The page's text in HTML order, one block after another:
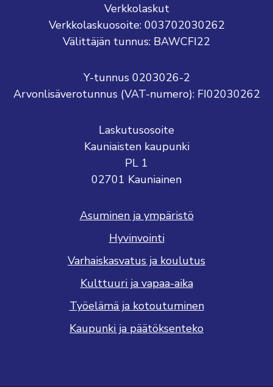
Verkkolaskut
Verkkolaskuosoite: 003702030262
Välittäjän tunnus: BAWCFI22
Y-tunnus 0203026-2
Arvonlisäverotunnus (VAT-numero): FI02030262
Laskutusosoite
Kauniaisten kaupunki
PL 1
02701 Kauniainen
Asuminen ja ympäristö
Hyvinvointi
Varhaiskasvatus ja koulutus
Kulttuuri ja vapaa-aika
Työelämä ja kotoutuminen
Kaupunki ja päätöksenteko